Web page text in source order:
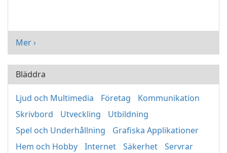
Mer ›
Bläddra
Ljud och Multimedia Företag
Kommunikation
Skrivbord
Utveckling
Utbildning
Spel och Underhållning
Grafiska Applikationer
Hem och Hobby
Internet Säkerhet
Servrar